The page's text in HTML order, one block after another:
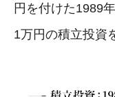
円を付けた1989
1万円の積立投資